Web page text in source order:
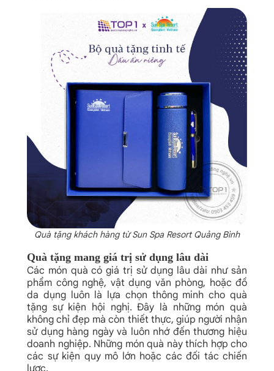
Quà tặng khách hàng từ Sun Spa Resort Quảng Bình
Quà tặng mang giá trị sử dụng lâu dài
Các món quà có giá trị sử dụng lâu dài như sản
phẩm công nghệ, vật dụng văn phòng, hoặc đồ
da dụng luôn là lựa chọn thông minh cho quà
tặng sự kiện hội nghị. Đây là những món quà
không chỉ đẹp mà còn thiết thực, giúp người nhận
sử dụng hàng ngày và luôn nhớ đến thương hiệu
doanh nghiệp. Những món quà này thích hợp cho
các sự kiện quy mô lớn hoặc các đối tác chiến
lược.